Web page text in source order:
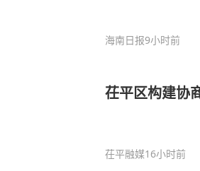
海南日报9小时前
茌平区构建协
茌平融媒16小时前